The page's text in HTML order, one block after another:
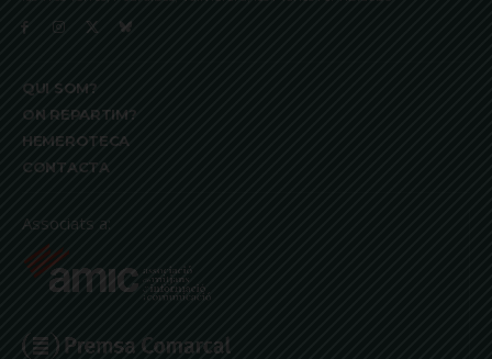
QUI SOM?
ON REPARTIM?
HEMEROTECA
CONTACTA
Associats a: